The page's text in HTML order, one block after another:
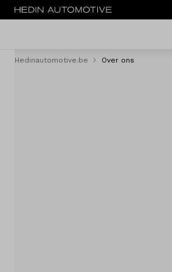
Menu
Hedinautomotive.be Over ons